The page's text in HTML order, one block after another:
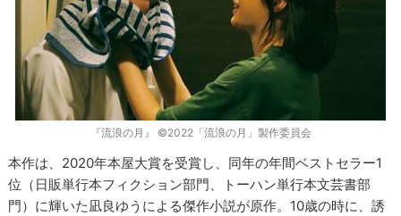
『流浪の月』 ©2022「流浪の月」製作委員会
本作は、2020年本屋大賞を受賞し、同年の年間ベストセラー1
位（日販単行本フィクション部門、トーハン単行本文芸書部
門）に輝いた凪良ゆうによる傑作小説が原作。10歳の時に、誘